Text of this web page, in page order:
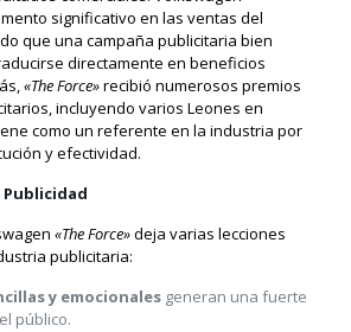
significativo en las ventas del
que una campaña publicitaria bien
directamente en beneficios
«The Force»recibió numerosos premios
incluyendo varios Leones en
como un referente en la industria por
y efectividad.
Publicidad
«The Force»deja varias lecciones
publicitaria:
y emocionalesgeneran una fuerte
público.